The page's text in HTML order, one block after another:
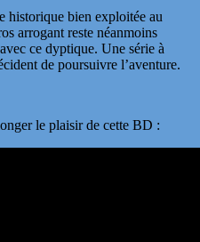
historique bien exploitée au
arrogant reste néanmoins
ce dyptique. Une série à
de poursuivre l’aventure.
le plaisir de cette BD :